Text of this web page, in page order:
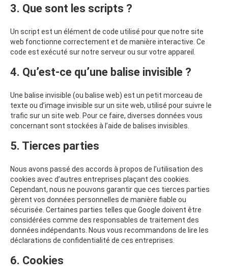
3. Que sont les scripts ?
Un script est un élément de code utilisé pour que notre site
web fonctionne correctement et de manière interactive. Ce
code est exécuté sur notre serveur ou sur votre appareil.
4. Qu’est-ce qu’une balise invisible ?
Une balise invisible (ou balise web) est un petit morceau de
texte ou d’image invisible sur un site web, utilisé pour suivre le
trafic sur un site web. Pour ce faire, diverses données vous
concernant sont stockées à l’aide de balises invisibles.
5. Tierces parties
Nous avons passé des accords à propos de l’utilisation des
cookies avec d’autres entreprises plaçant des cookies.
Cependant, nous ne pouvons garantir que ces tierces parties
gèrent vos données personnelles de manière fiable ou
sécurisée. Certaines parties telles que Google doivent être
considérées comme des responsables de traitement des
données indépendants. Nous vous recommandons de lire les
déclarations de confidentialité de ces entreprises.
6. Cookies